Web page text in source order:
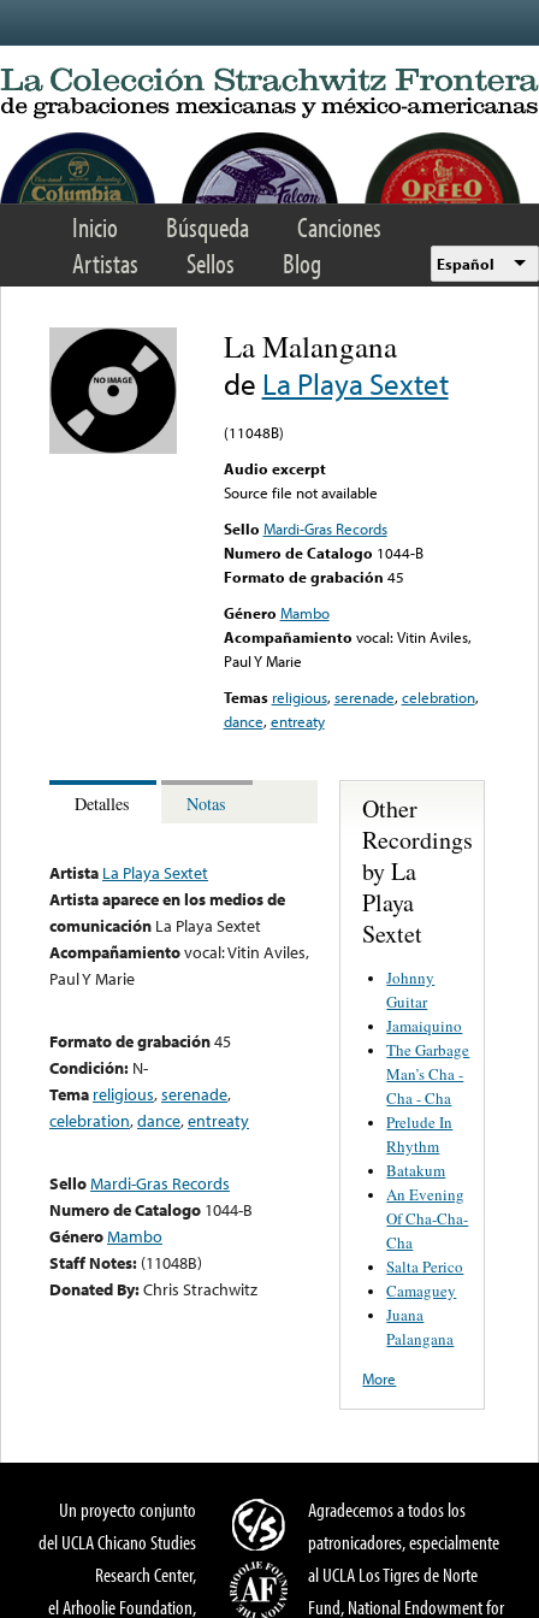
Inicio Búsqueda
Canciones
Artistas
Sellos Blog Español
La Malangana
de La Playa Sextet
(11048B)
Audio excerpt
Source file not available
Sello Mardi-Gras Records
Numero de Catalogo 1044-B
Formato de grabación 45
Género Mambo
Acompañamiento vocal: Vitin Aviles,
Paul Y Marie
Temas religious,serenade,celebration,
dance,entreaty
Detalles Notas
Artista La Playa Sextet
Artista aparece en los medios de
comunicación La Playa Sextet
Acompañamientovocal: Vitin Aviles,
Paul Y Marie
Formato de grabación45
Condición: N-
Tema religious,serenade,
celebration,dance,entreaty
SelloMardi-Gras Records
Numero de Catalogo 1044-B
GéneroMambo
Staff Notes: (11048B)
Donated By:Chris Strachwitz
Other
Recordings
by La
Playa
Sextet
Johnny
Guitar
Jamaiquino
The Garbage
Man’s Cha -
Cha - Cha
Prelude In
Rhythm
Batakum
An Evening
Of Cha-Cha-
Cha
Salta Perico
Camaguey
Juana
Palangana
More
Un proyecto conjunto
del UCLA Chicano Studies
Research Center,
el Arhoolie Foundation,
Agradecemos a todos los
patronicadores, especialmente
al UCLA Los Tigres de Norte
Fund, National Endowment for